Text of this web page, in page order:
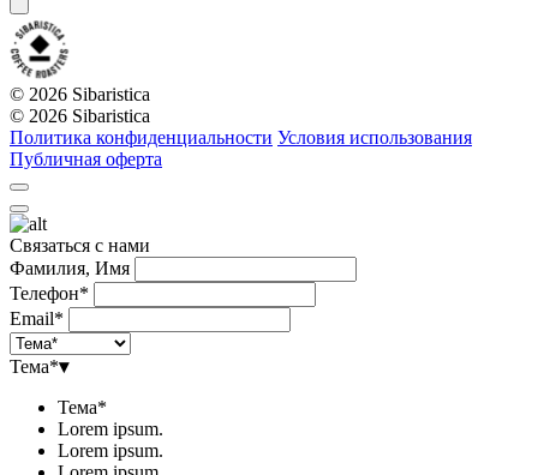
© 2026 Sibaristica
© 2026 Sibaristica
Политика конфиденциальности Условия использования
Публичная оферта
Связаться с нами
Фамилия, Имя
Телефон*
Email*
Тема*▾
Тема*
Lorem ipsum.
Lorem ipsum.